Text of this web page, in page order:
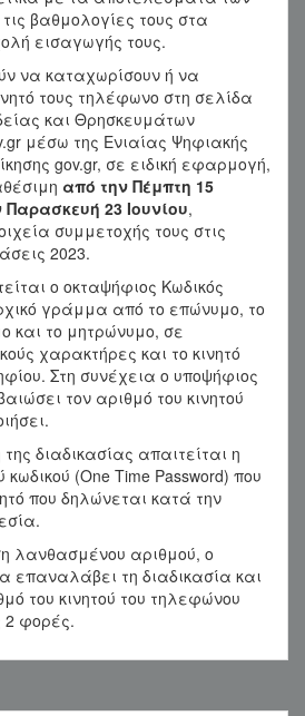
βαθμολογίες τους στα
εισαγωγής τους.
να καταχωρίσουν ή να
τους τηλέφωνο στη σελίδα
και Θρησκευμάτων
μέσω της Ενιαίας Ψηφιακής
gov.gr, σε ειδική εφαρμογή,
από την Πέμπτη 15
Παρασκευή 23 Ιουνίου,
συμμετοχής τους στις
2023.
ο οκταψήφιος Κωδικός
γράμμα από το επώνυμο, το
και το μητρώνυμο, σε
χαρακτήρες και το κινητό
Στη συνέχεια ο υποψήφιος
τον αριθμό του κινητού
διαδικασίας απαιτείται η
(One Time Password) που
που δηλώνεται κατά την
λανθασμένου αριθμού, ο
επαναλάβει τη διαδικασία και
του κινητού του τηλεφώνου
φορές.